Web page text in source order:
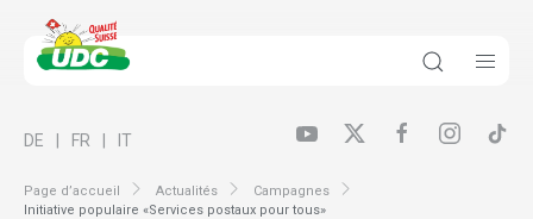
Page d’accueil Actualités
Campagnes
Initiative populaire «Services postaux pour tous»
DE FR IT